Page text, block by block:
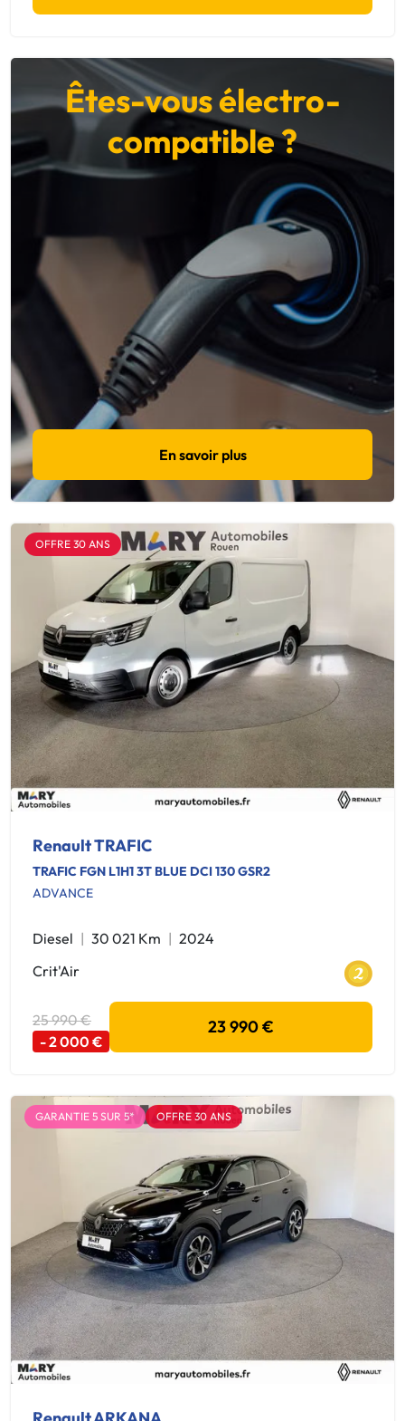
Êtes-vous électro-
compatible ?
En savoir plus
OFFRE 30 ANS
Renault TRAFIC
TRAFIC FGN L1H1 3T BLUE DCI 130 GSR2
ADVANCE
Diesel 30 021 Km
2024
Crit'Air
25 990 €
- 2 000 €
23 990 €
GARANTIE 5 SUR 5* OFFRE 30 ANS